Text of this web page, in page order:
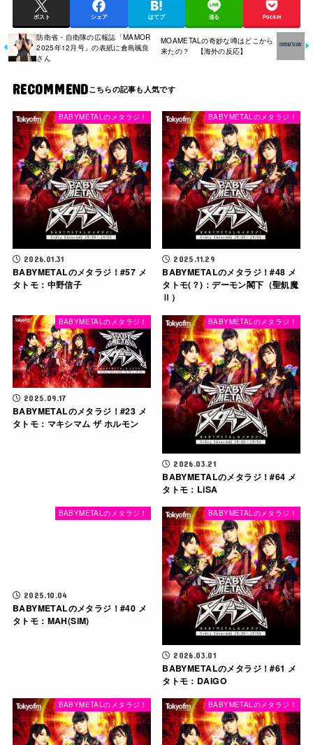
ポスト シェア はてブ 送る Pocket
防衛省・自衛隊の広報誌「MAMOR
2025年12月号」の表紙に倉島颯良
さん
MOAMETALの奇妙な噂はどこから
来たの？ 【海外の反応】
RECOMMEND
BABYMETALのメタラジ！
2026.01.31
BABYMETALのメタラジ！#57 メ
タトモ：中野信子
BABYMETALのメタラジ！
2025.11.29
BABYMETALのメタラジ！#48 メ
タトモ(？)：デーモン閣下（聖飢魔
Ⅱ）
BABYMETALのメタラジ！
2025.09.17
BABYMETALのメタラジ！#23 メ
タトモ：マキシマム ザ ホルモン
BABYMETALのメタラジ！
2026.03.21
BABYMETALのメタラジ！#64 メ
タトモ：LiSA
BABYMETALのメタラジ！
2025.10.04
BABYMETALのメタラジ！#40 メ
タトモ：MAH(SiM)
BABYMETALのメタラジ！
2026.03.01
BABYMETALのメタラジ！#61 メ
タトモ：DAIGO
BABYMETALのメタラジ！ BABYMETALのメタラジ！